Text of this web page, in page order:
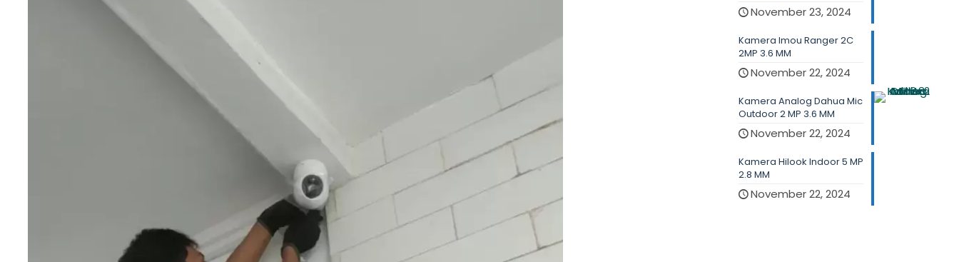
November 23, 2024
Kamera Imou Ranger 2C
2MP 3.6 MM
November 22, 2024
Kamera Analog Dahua Mic
Outdoor 2 MP 3.6 MM
November 22, 2024
Kamera Hilook Indoor 5 MP
2.8 MM
November 22, 2024